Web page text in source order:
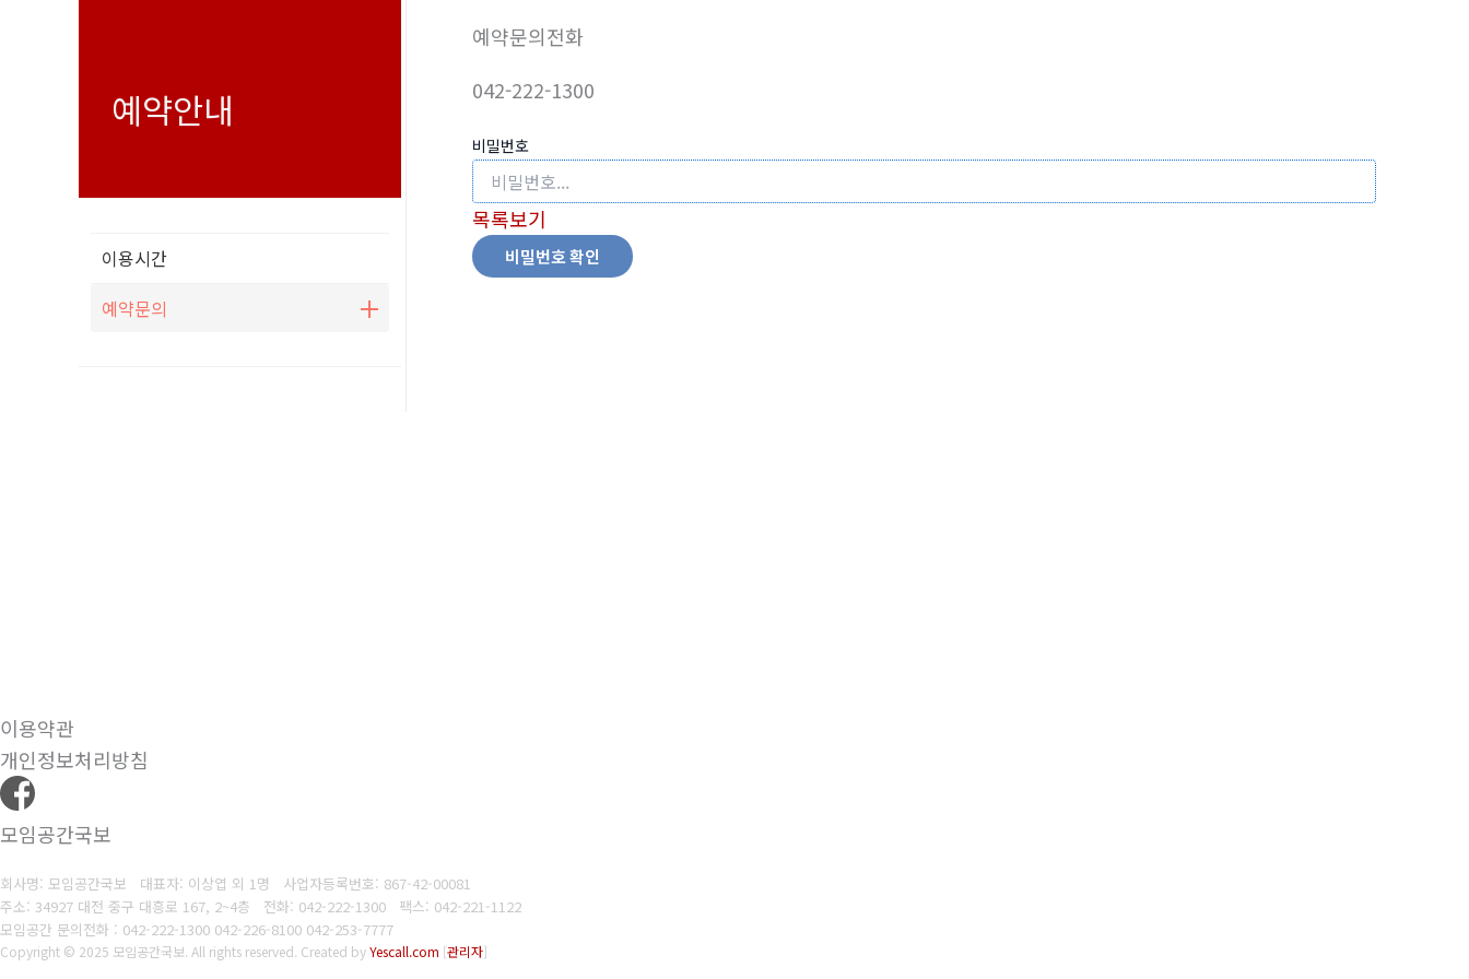
예약안내
이용시간
예약문의
예약문의전화
042-222-1300
비밀번호
목록보기
비밀번호 확인
이용약관
개인정보처리방침
모임공간국보
회사명: 모임공간국보 대표자: 이상엽 외 1명 사업자등록번호: 867-42-00081
주소: 34927 대전 중구 대흥로 167, 2~4층 전화: 042-222-1300
팩스: 042-221-1122
모임공간 문의전화 : 042-222-1300 042-226-8100 042-253-7777
Copyright © 2025 모임공간국보. All rights reserved. Created byYescall.com [관리자]